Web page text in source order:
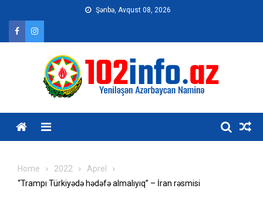
content
Şənbə, Avqust 08, 2026
Home 2022
Aprel
“Trampı Türkiyədə hədəfə almalıyıq” – İran rəsmisi